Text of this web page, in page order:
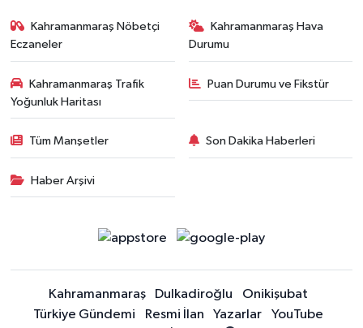
Kahramanmaraş Nöbetçi
Eczaneler
Kahramanmaraş Hava
Durumu
Kahramanmaraş Trafik
Yoğunluk Haritası
Puan Durumu ve Fikstür
Tüm Manşetler Son Dakika Haberleri
Haber Arşivi
Kahramanmaraş Dulkadiroğlu
Onikişubat
Türkiye Gündemi
Resmi İlan Yazarlar
YouTube